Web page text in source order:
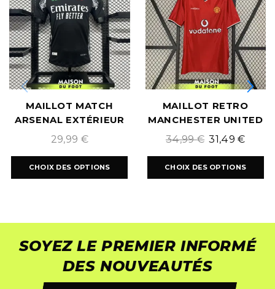
MAILLOT MATCH
ARSENAL EXTÉRIEUR
2024/2025
29,99 €
CHOIX DES OPTIONS
MAILLOT RETRO
MANCHESTER UNITED
DOMICILE 2003/2004
34,99€ 31,49€
CHOIX DES OPTIONS
SOYEZ LE PREMIER INFORMÉ
DES NOUVEAUTÉS